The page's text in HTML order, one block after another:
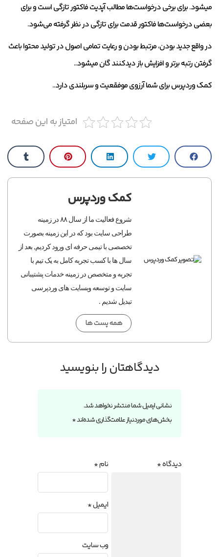
میشود. برای برخی درخواست‌ها مطالب آپدیت فاکتور تازگی است و برای
بعضی درخواست‌ها فاکتور قدمت برای تازگی در نظر گرفته می‌شود.
در واقع جدید بودن، مرتبط بودن و رعایت تمامی اصول در تولید محتوا باعث
گرفتن رتبه برتر و افزایش باز دیدکنند گان میشود..
کمک وردپرس برای شما آرزوی موفقعیت و سربلندی دارد..
امتیاز به این صفحه
کمک وردپرس
شروع فعالیت ما از سال ۸۸ در زمینه
طراحی سایت بود که در این زمینه بصورت
تخصصی با تیمی حرفه ای ورود کردیم, بعد از
سال ها با کسب تجربه کامل به یک تیم با
تجربه و متخصص در زمینه خدمات پشتیبانی
سایت و توسعه وبسایت های وردپرسی
تبدیل شدیم .
همه پست ها
دیدگاهتان را بنویسید
نشانی ایمیل شما منتشر نخواهد شد.
بخش‌های موردنیاز علامت‌گذاری شده‌اند*
دیدگاه* نام*
ایمیل*
وب‌ سایت